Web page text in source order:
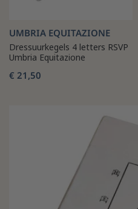
UMBRIA EQUITAZIONE
Dressuurkegels 4 letters RSVP
Umbria Equitazione
€ 21,50